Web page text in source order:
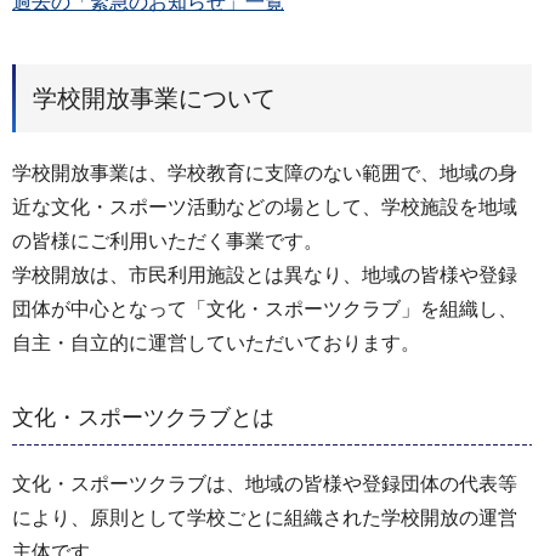
学校開放事業について
学校開放事業は、学校教育に支障のない範囲で、地域の身
近な文化・スポーツ活動などの場として、学校施設を地域
の皆様にご利用いただく事業です。
学校開放は、市民利用施設とは異なり、地域の皆様や登録
団体が中心となって「文化・スポーツクラブ」を組織し、
自主・自立的に運営していただいております。
文化・スポーツクラブとは
文化・スポーツクラブは、地域の皆様や登録団体の代表等
により、原則として学校ごとに組織された学校開放の運営